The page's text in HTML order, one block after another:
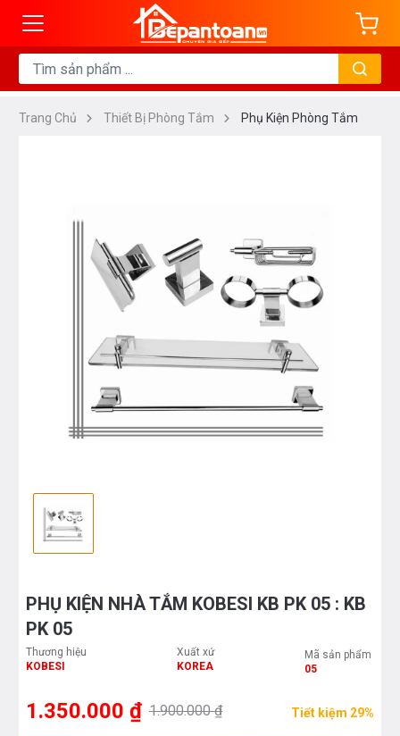
Trang Chủ Thiết Bị Phòng Tắm Phụ Kiện Phòng Tắm
PHỤ KIỆN NHÀ TẮM KOBESI KB PK 05 : KB
PK 05
Thương hiệu
KOBESI
Xuất xứ
KOREA
Mã sản phẩm
05
1.350.000 ₫ 1.900.000 ₫ Tiết kiệm 29%